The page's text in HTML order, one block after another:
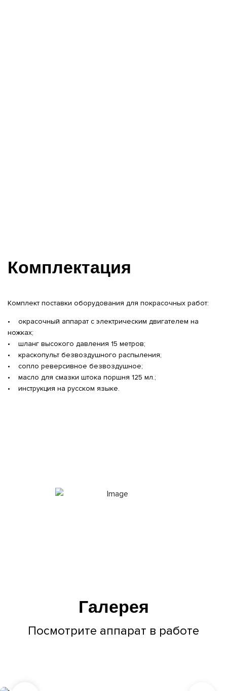
Комплектация
Комплект поставки оборудования для покрасочных работ:
• окрасочный аппарат с электрическим двигателем на
ножках;
• шланг высокого давления 15 метров;
• краскопульт безвоздушного распыления;
• сопло реверсивное безвоздушное;
• масло для смазки штока поршня 125 мл.;
• инструкция на русском языке.
Галерея
Посмотрите аппарат в работе